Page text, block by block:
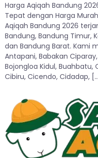
Harga Aqiqah Bandung
Tepat dengan Harga
Aqiqah Bandung 2026
Bandung, Bandung Timur,
dan Bandung Barat. Kami
Antapani, Babakan
Bojongloa Kidul, Buahbatu,
Cibiru, Cicendo, Cidadap, […]